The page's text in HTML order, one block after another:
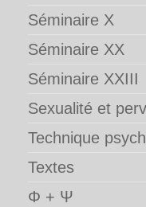
Séminaire X
Séminaire XX
Séminaire XXIII
Sexualité et
Technique
Textes
Φ + Ψ